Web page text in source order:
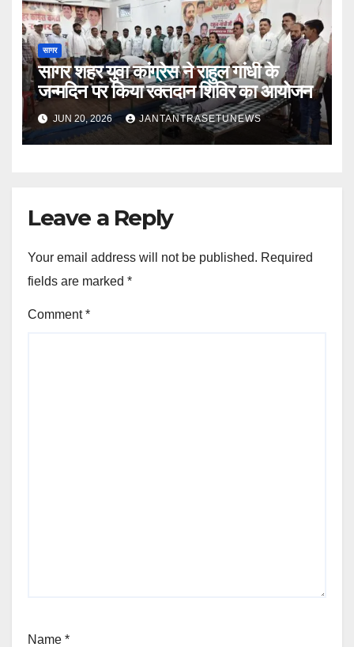
सागर
सागर शहर युवा कांग्रेस ने राहुल गांधी के
जन्मदिन पर किया रक्तदान शिविर का आयोजन
JUN 20, 2026 JANTANTRASETUNEWS
Leave a Reply
Your email address will not be published. Required
fields are marked *
Comment*
Name *